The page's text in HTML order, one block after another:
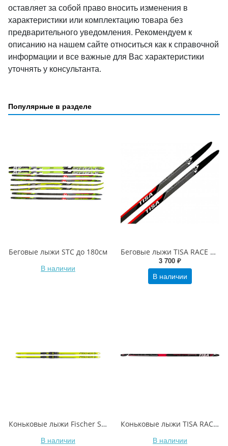
оставляет за собой право вносить изменения в
характеристики или комплектацию товара без
предварительного уведомления. Рекомендуем к
описанию на нашем сайте относиться как к справочной
информации и все важные для Вас характеристики
уточнять у консультанта.
Популярные в разделе
Беговые лыжи STC до 180см
В наличии
Беговые лыжи TISA RACE CAP Universal jr
3 700 ₽
В наличии
Коньковые лыжи Fischer SPEEDMAX HELIUM SKATE PLUS
В наличии
Коньковые лыжи TISA RACE CAP SKATING
В наличии